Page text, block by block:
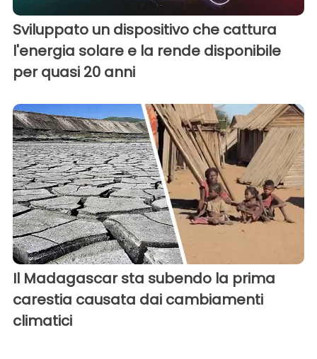
Sviluppato un dispositivo che cattura
l'energia solare e la rende disponibile
per quasi 20 anni
Il Madagascar sta subendo la prima
carestia causata dai cambiamenti
climatici